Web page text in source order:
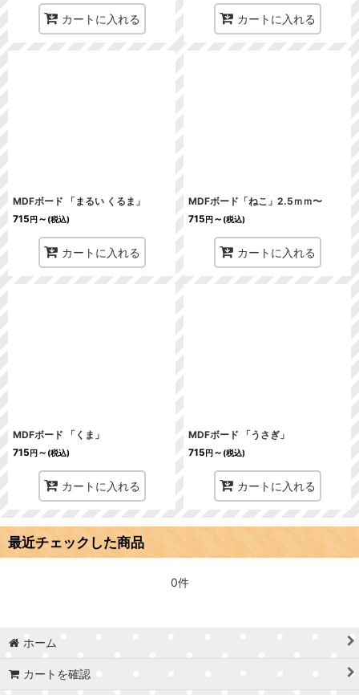
カートに入れる カートに入れる
MDFボード 「まるい くるま」
715円～ (税込)
カートに入れる
MDFボード「ねこ」2.5ｍｍ〜
715円～ (税込)
カートに入れる
MDFボード 「くま」
715円～ (税込)
カートに入れる
MDFボード 「うさぎ」
715円～ (税込)
カートに入れる
最近チェックした商品
0件
ホーム
カートを確認